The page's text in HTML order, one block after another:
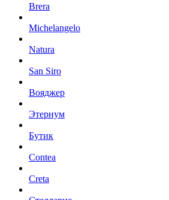
Brera
Michelangelo
Natura
San Siro
Вояджер
Этернум
Бутик
Contea
Creta